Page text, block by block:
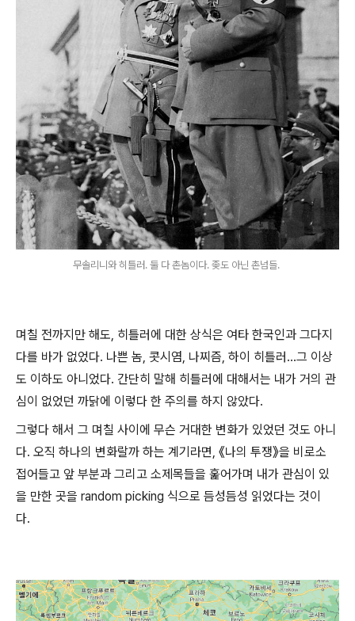
무솔리니와 히틀러. 둘 다 촌놈이다. 좆도 아닌 촌넘들.
며칠 전까지만 해도, 히틀러에 대한 상식은 여타 한국인과 그다지
다를 바가 없었다. 나쁜 놈, 콧시염, 나찌즘, 하이 히틀러...그 이상
도 이하도 아니었다. 간단히 말해 히틀러에 대해서는 내가 거의 관
심이 없었던 까닭에 이렇다 한 주의를 하지 않았다.
그렇다 해서 그 며칠 사이에 무슨 거대한 변화가 있었던 것도 아니
다. 오직 하나의 변화랄까 하는 계기라면, 《나의 투쟁》을 비로소
접어들고 앞 부분과 그리고 소제목들을 훑어가며 내가 관심이 있
을 만한 곳을 random picking 식으로 듬성듬성 읽었다는 것이
다.